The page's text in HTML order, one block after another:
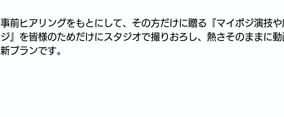
事前ヒアリングをもとにして、その方だけに贈る『マイポジ演技
ジ』を皆様のためだけにスタジオで撮りおろし、 熱さそのままに
新プランです。